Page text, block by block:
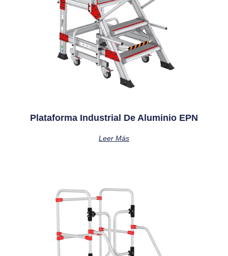
Plataforma Industrial De Aluminio EPN
Leer Más